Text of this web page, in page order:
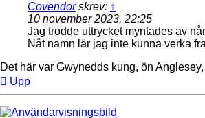
Covendorskrev: ↑
10 november 2023, 22:25
Jag trodde uttrycket myntades av
Nåt namn lär jag inte kunna verka
Det här var Gwynedds kung, ön
Upp